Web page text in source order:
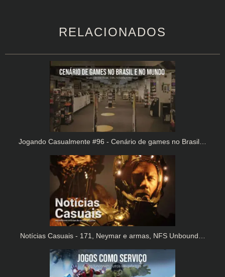
RELACIONADOS
Jogando Casualmente #96 - Cenário de games no Brasil…
Notícias Casuais - 171, Neymar e armas, NFS Unbound…